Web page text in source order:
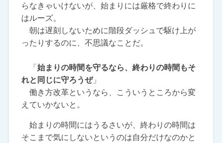
らなきゃいけないが、始まりには厳格で終わりに
はルーズ。
朝は遅刻しないために階段ダッシュで駆け上が
ったりするのに、不思議なことだ。
「始まりの時間を守るなら、終わりの時間もそ
れと同じに守ろうぜ」
働き方改革というなら、こういうところから変
えていかないと。
始まりの時間にはうるさいが、終わりの時間は
そこまで気にしないというのは自分だけなのかと